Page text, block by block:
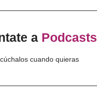
a Podcasts
cuando quieras